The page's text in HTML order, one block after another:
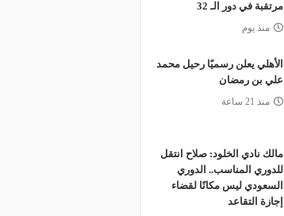
مرتقبة في دور الـ 32
منذ يوم
الأهلي يعلن رسميًا رحيل محمد
علي بن رمضان
منذ 21 ساعة
مالك نادي الخلود: صلاح انتقل
للدوري المناسب.. الدوري
السعودي ليس مكانًا لقضاء
إجازة التقاعد